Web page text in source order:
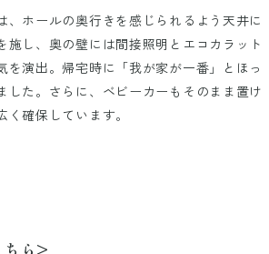
、ホールの奥行きを感じられるよう天井に
施し、奥の壁には間接照明とエコカラット
を演出。帰宅時に「我が家が一番」とほっ
した。さらに、ベビーカーもそのまま置け
確保しています。
ら>